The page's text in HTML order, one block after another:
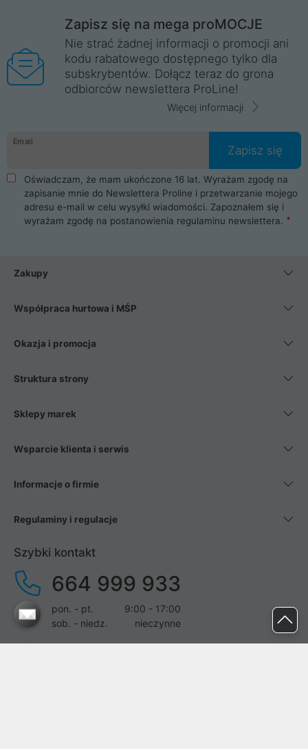
Zapisz się na mega proMOCJE
Nie strać żadnej informacji o promocji ani
kodu rabatowego dostępnego tylko dla
subskrybentów. Dołącz teraz do grona
odbiorców newslettera ProLine!
Więcej informacji
Email
Zapisz się
Oświadczam, że mam ukończone 16 lat. Wyrażam zgodę na
zapisanie mnie do Newslettera Proline i przetwarzanie mojego
adresu e-mail w celu wysyłki wiadomości. Zapoznałem się i
wyrażam zgodę na postanowienia regulaminu newslettera.
Zakupy
Współpraca hurtowa i MŚP
Okazja i promocja
Struktura strony
Sklepy marek
Wsparcie klienta i serwis
Informacje o firmie
Regulaminy i regulacje
Szybki kontakt
664 999 933
pon. - pt.
9:00 - 17:00
sob. - niedz.
nieczynne